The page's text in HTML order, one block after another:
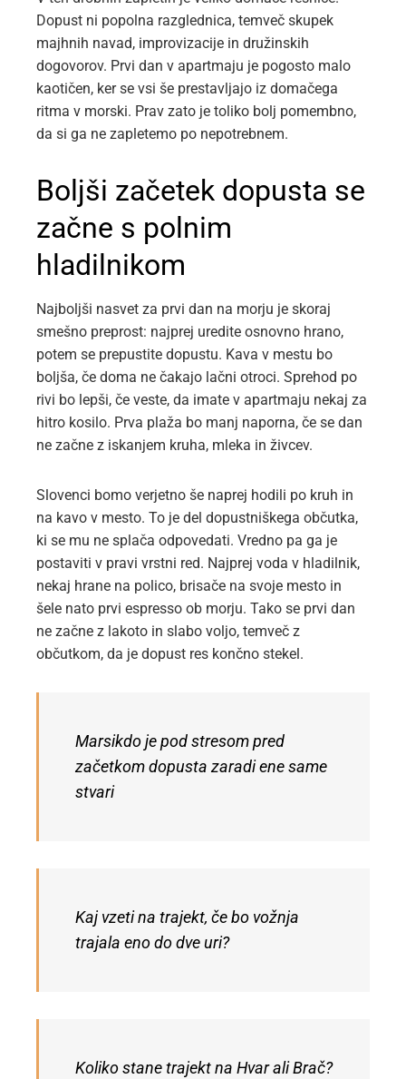
Dopust ni popolna razglednica, temveč skupek
majhnih navad, improvizacije in družinskih
dogovorov. Prvi dan v apartmaju je pogosto malo
kaotičen, ker se vsi še prestavljajo iz domačega
ritma v morski. Prav zato je toliko bolj pomembno,
da si ga ne zapletemo po nepotrebnem.
Boljši začetek dopusta se
začne s polnim
hladilnikom
Najboljši nasvet za prvi dan na morju je skoraj
smešno preprost: najprej uredite osnovno hrano,
potem se prepustite dopustu. Kava v mestu bo
boljša, če doma ne čakajo lačni otroci. Sprehod po
rivi bo lepši, če veste, da imate v apartmaju nekaj za
hitro kosilo. Prva plaža bo manj naporna, če se dan
ne začne z iskanjem kruha, mleka in živcev.
Slovenci bomo verjetno še naprej hodili po kruh in
na kavo v mesto. To je del dopustniškega občutka,
ki se mu ne splača odpovedati. Vredno pa ga je
postaviti v pravi vrstni red. Najprej voda v hladilnik,
nekaj hrane na polico, brisače na svoje mesto in
šele nato prvi espresso ob morju. Tako se prvi dan
ne začne z lakoto in slabo voljo, temveč z
občutkom, da je dopust res končno stekel.
Marsikdo je pod stresom pred
začetkom dopusta zaradi ene same
stvari
Kaj vzeti na trajekt, če bo vožnja
trajala eno do dve uri?
Koliko stane trajekt na Hvar ali Brač?